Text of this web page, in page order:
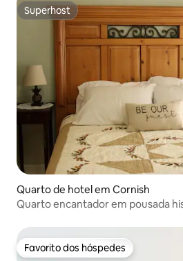
Superhost
Superhost
Quarto de hotel em Cornish
Quarto encantador em pousada
Favorito dos hóspedes
Favorito dos hóspedes